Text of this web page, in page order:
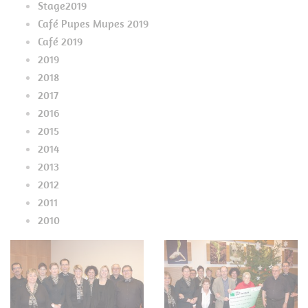
Stage2019
Café Pupes Mupes 2019
Café 2019
2019
2018
2017
2016
2015
2014
2013
2012
2011
2010